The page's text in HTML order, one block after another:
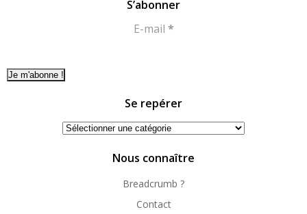
S’abonner
E-mail *
Se repérer
Se
Nous connaître
Breadcrumb ?
Contact